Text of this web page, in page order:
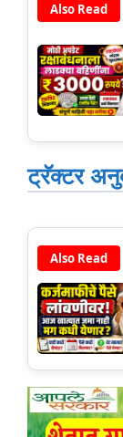
Also Read
ट्रॅक्टर
Also Read